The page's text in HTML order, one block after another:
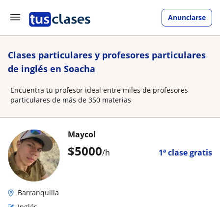
Anunciarse
Clases particulares y profesores particulares
de inglés en Soacha
Encuentra tu profesor ideal entre miles de profesores
particulares de más de 350 materias
$5000/h 1ª clase gratis
Maycol
Barranquilla